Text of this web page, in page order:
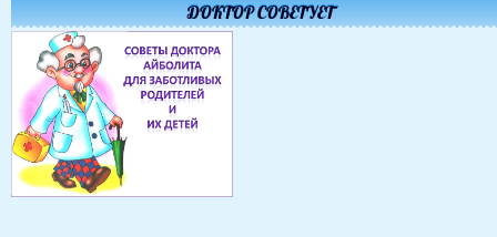
ДОКТОР СОВЕТУЕТ